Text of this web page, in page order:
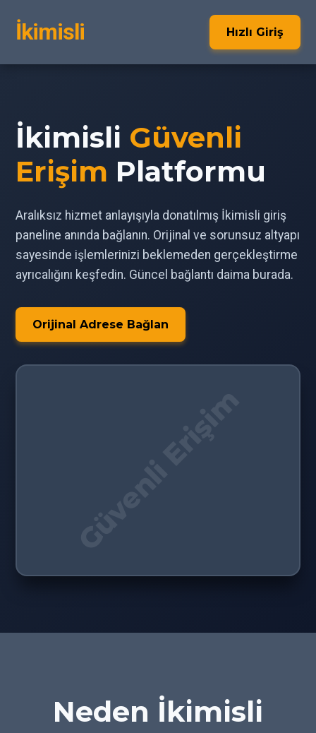
İkimisli Hızlı Giriş
İkimisli Güvenli
Erişim Platformu
Aralıksız hizmet anlayışıyla donatılmış İkimisli giriş
paneline anında bağlanın. Orijinal ve sorunsuz altyapı
sayesinde işlemlerinizi beklemeden gerçekleştirme
ayrıcalığını keşfedin. Güncel bağlantı daima burada.
Orijinal Adrese Bağlan
Neden İkimisli